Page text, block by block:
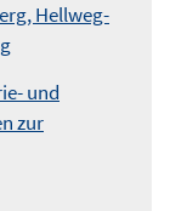
Hellweg-
und
zur